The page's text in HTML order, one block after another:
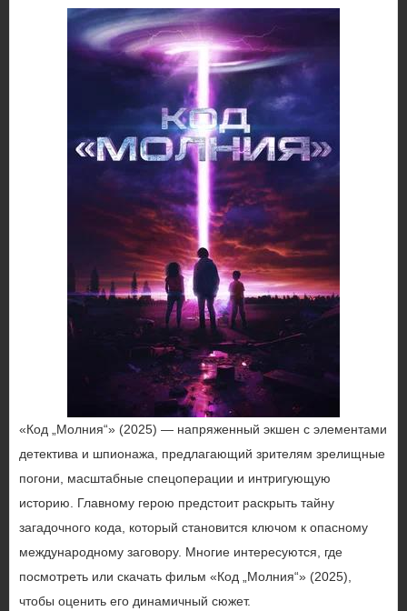
«Код „Молния“» (2025) — напряженный экшен с элементами
детектива и шпионажа, предлагающий зрителям зрелищные
погони, масштабные спецоперации и интригующую
историю. Главному герою предстоит раскрыть тайну
загадочного кода, который становится ключом к опасному
международному заговору. Многие интересуются, где
посмотреть или скачать фильм «Код „Молния“» (2025),
чтобы оценить его динамичный сюжет.